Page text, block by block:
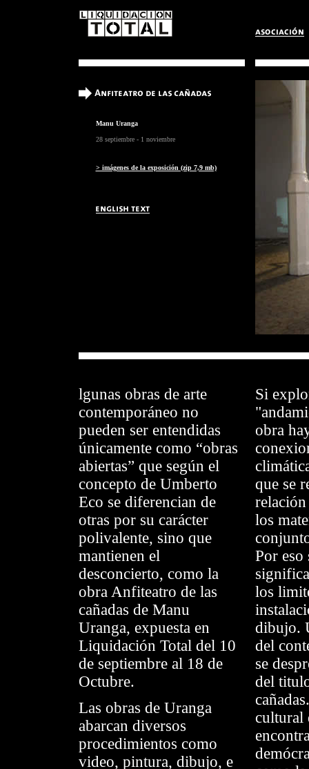
Manu Uranga
28 septiembre - 1 noviembre
> imágenes de la exposición (zip 7,9 mb)
lgunas obras de arte
contemporáneo no
pueden ser entendidas
únicamente como “obras
abiertas” que según el
concepto de Umberto
Eco se diferencian de
otras por su carácter
polivalente, sino que
mantienen el
desconcierto, como la
obra Anfiteatro de las
cañadas de Manu
Uranga, expuesta en
Liquidación Total del 10
de septiembre al 18 de
Octubre.
Las obras de Uranga
abarcan diversos
procedimientos como
video, pintura, dibujo, e
Si
obra
que se
los
Por eso
los
dibujo.
del
se
del
cultural